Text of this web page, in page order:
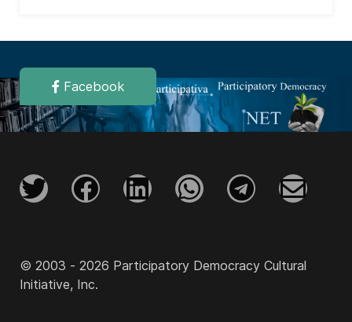
Facebook
© 2003 - 2026 Participatory Democracy Cultural
Initiative, Inc.